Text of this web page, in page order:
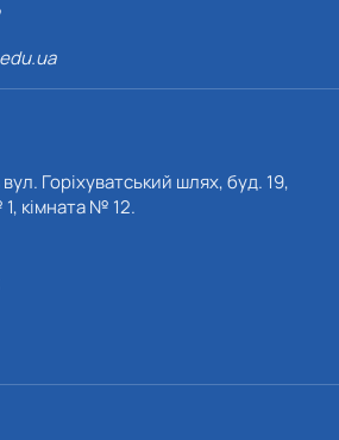
Горіхуватський шлях, буд. 19,
кімната № 12.